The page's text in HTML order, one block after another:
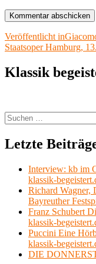
Veröffentlicht in
Staatsoper Hamburg,
Klassik
Suchen
nach:
Letzte
Interview: kb im
klassik-
Richard Wagner,
Bayreuther
Franz Schubert
klassik-
Puccini Eine
klassik-
DIE